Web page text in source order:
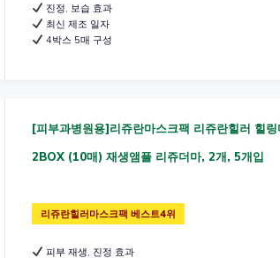
진정, 보습 효과
최신 제조 일자
4박스 5매 구성
[피부과병원용]리쥬란마스크팩 리쥬란힐러 힐링
2BOX (10매) 재생앰플 리쥬더마, 2개, 5개입
리쥬란힐러마스크팩 베스트4위
피부 재생, 진정 효과